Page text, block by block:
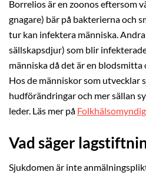
Borrelios är en zoonos eftersom
gnagare) bär på bakterierna och
tur kan infektera människa.
sällskapsdjur) som blir
människa då det är en blodsmitta
Hos de människor som utvecklar
hudförändringar och mer sällan
leder. Läs mer på
Vad säger
Sjukdomen är inte